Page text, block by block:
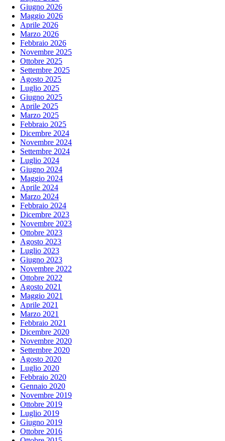
Giugno 2026
Maggio 2026
Aprile 2026
Marzo 2026
Febbraio 2026
Novembre 2025
Ottobre 2025
Settembre 2025
Agosto 2025
Luglio 2025
Giugno 2025
Aprile 2025
Marzo 2025
Febbraio 2025
Dicembre 2024
Novembre 2024
Settembre 2024
Luglio 2024
Giugno 2024
Maggio 2024
Aprile 2024
Marzo 2024
Febbraio 2024
Dicembre 2023
Novembre 2023
Ottobre 2023
Agosto 2023
Luglio 2023
Giugno 2023
Novembre 2022
Ottobre 2022
Agosto 2021
Maggio 2021
Aprile 2021
Marzo 2021
Febbraio 2021
Dicembre 2020
Novembre 2020
Settembre 2020
Agosto 2020
Luglio 2020
Febbraio 2020
Gennaio 2020
Novembre 2019
Ottobre 2019
Luglio 2019
Giugno 2019
Ottobre 2016